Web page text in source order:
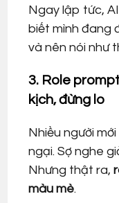
Ngay lập tức,
biết mình đang
và nên nói như
3. Role
kịch, đừng lo
Nhiều người
ngại. Sợ nghe
Nhưng thật ra,
màu mè.